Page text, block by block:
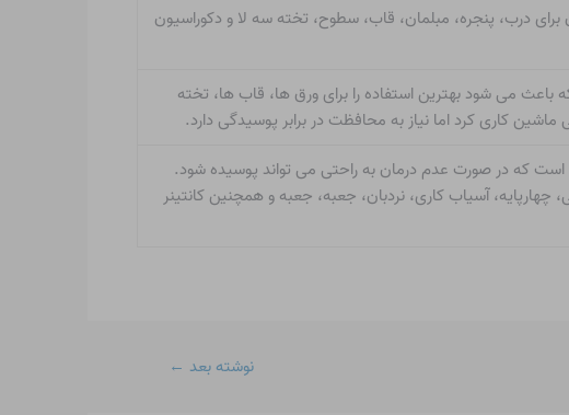
درب، پنجره، مبلمان، قاب، سطوح، تخته سه لا و دکوراسیون
می شود بهترین استفاده را برای ورق ها، قاب ها، تخته
کاری کرد اما نیاز به محافظت در برابر پوسیدگی دارد.
که در صورت عدم درمان به راحتی می تواند پوسیده شود.
آسیاب کاری، نردبان، جعبه، جعبه و همچنین کانتینر
نوشته بعد ←